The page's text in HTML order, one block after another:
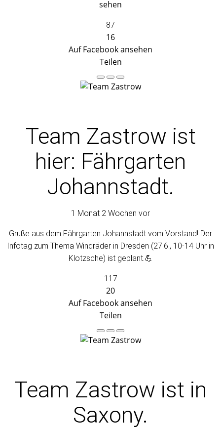
sehen
87
16
Auf Facebook ansehen
Teilen
Team Zastrow ist
hier: Fährgarten
Johannstadt.
1 Monat 2 Wochen vor
Grüße aus dem Fährgarten Johannstadt vom Vorstand! Der
Infotag zum Thema Windräder in Dresden (27.6., 10-14 Uhr in
Klotzsche) ist geplant.💪
117
20
Auf Facebook ansehen
Teilen
Team Zastrow ist in
Saxony.